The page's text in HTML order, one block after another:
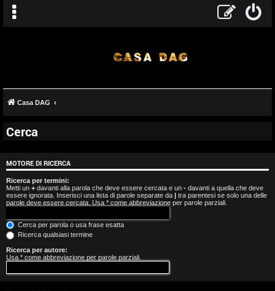
A
r
g
o
m
e
n
Casa DAG
Cerca
MOTORE DI RICERCA
Ricerca per termini:
Metti un + davanti alla parola che deve essere cercata e un - davanti a quella che deve
essere ignorata. Inserisci una lista di parole separate da | tra parentesi se solo una delle
parole deve essere cercata. Usa * come abbreviazione per parole parziali.
Cerca per parola o usa frase esatta
Ricerca qualsiasi termine
Ricerca per autore:
Usa * come abbreviazione per parole parziali.